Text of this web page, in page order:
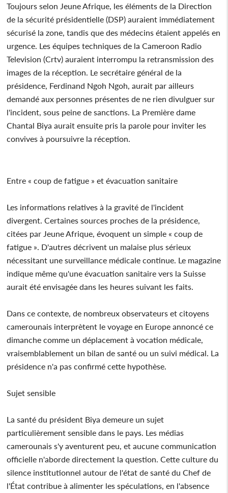
Toujours selon Jeune Afrique, les éléments de la Direction
de la sécurité présidentielle (DSP) auraient immédiatement
sécurisé la zone, tandis que des médecins étaient appelés en
urgence. Les équipes techniques de la Cameroon Radio
Television (Crtv) auraient interrompu la retransmission des
images de la réception. Le secrétaire général de la
présidence, Ferdinand Ngoh Ngoh, aurait par ailleurs
demandé aux personnes présentes de ne rien divulguer sur
l'incident, sous peine de sanctions. La Première dame
Chantal Biya aurait ensuite pris la parole pour inviter les
convives à poursuivre la réception.
Entre « coup de fatigue » et évacuation sanitaire
Les informations relatives à la gravité de l'incident
divergent. Certaines sources proches de la présidence,
citées par Jeune Afrique, évoquent un simple « coup de
fatigue ». D'autres décrivent un malaise plus sérieux
nécessitant une surveillance médicale continue. Le magazine
indique même qu'une évacuation sanitaire vers la Suisse
aurait été envisagée dans les heures suivant les faits.
Dans ce contexte, de nombreux observateurs et citoyens
camerounais interprètent le voyage en Europe annoncé ce
dimanche comme un déplacement à vocation médicale,
vraisemblablement un bilan de santé ou un suivi médical. La
présidence n'a pas confirmé cette hypothèse.
Sujet sensible
La santé du président Biya demeure un sujet
particulièrement sensible dans le pays. Les médias
camerounais s'y aventurent peu, et aucune communication
officielle n'aborde directement la question. Cette culture du
silence institutionnel autour de l'état de santé du Chef de
l'État contribue à alimenter les spéculations, en l'absence